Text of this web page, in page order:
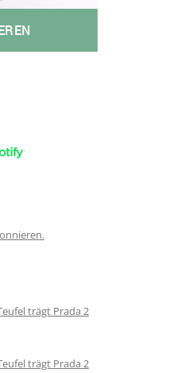
.
trägt Prada 2
trägt Prada 2